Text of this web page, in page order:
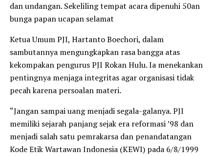
dan undangan. Sekeliling tempat acara dipenuhi 50an
bunga papan ucapan selamat
Ketua Umum PJI, Hartanto Boechori, dalam
sambutannya mengungkapkan rasa bangga atas
kekompakan pengurus PJI Rokan Hulu. Ia menekankan
pentingnya menjaga integritas agar organisasi tidak
pecah karena persoalan materi.
“Jangan sampai uang menjadi segala-galanya. PJI
memiliki sejarah panjang sejak era reformasi ’98 dan
menjadi salah satu pemrakarsa dan penandatangan
Kode Etik Wartawan Indonesia (KEWI) pada 6/8/1999